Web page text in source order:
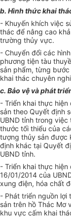
b. Hình thức khai thá
- Khuyến khích việc
thác để nâng cao
trường thủy vực.
- Chuyển đổi các
phương tiện tàu thuy
sản phẩm, từng
khai thác chuyên
c. Bảo vệ và phát
- Triển khai thực
sản theo Quyết định
UBND tỉnh trong
thước tối thiểu của
tượng thủy sản được
định khác tại Quyết
UBND tỉnh.
- Triển khai thực
16/01/2014 của
xung điện, hóa chất
- Phát triển nguồn lợi
sản trên hồ Thác Mơ
khu vực cấm khai